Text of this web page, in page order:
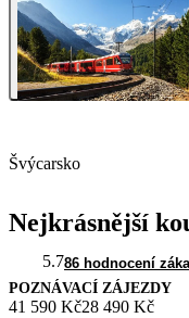
Švýcarsko
Nejkrásnější
5.786 hodnocení
POZNÁVACÍ ZÁJEZDY
41 590 Kč28 490 Kč